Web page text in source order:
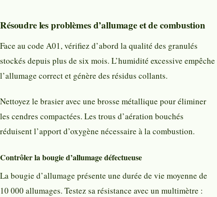
Résoudre les problèmes d’allumage et de combustion
Face au code A01, vérifiez d’abord la qualité des granulés
stockés depuis plus de six mois. L’humidité excessive empêche
l’allumage correct et génère des résidus collants.
Nettoyez le brasier avec une brosse métallique pour éliminer
les cendres compactées. Les trous d’aération bouchés
réduisent l’apport d’oxygène nécessaire à la combustion.
Contrôler la bougie d’allumage défectueuse
La bougie d’allumage présente une durée de vie moyenne de
10 000 allumages. Testez sa résistance avec un multimètre :